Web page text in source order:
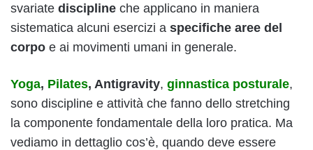
svariate discipline che applicano in maniera
sistematica alcuni esercizi a specifiche aree del
corpo e ai movimenti umani in generale.
Yoga, Pilates, Antigravity, ginnastica posturale,
sono discipline e attività che fanno dello stretching
la componente fondamentale della loro pratica. Ma
vediamo in dettaglio cos’è, quando deve essere